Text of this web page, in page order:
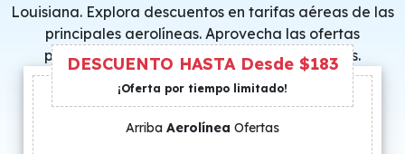
Louisiana. Explora descuentos en tarifas aéreas de las
principales aerolíneas. Aprovecha las ofertas
promocionales y consigue precios especiales.
DESCUENTO HASTA Desde $183
¡Oferta por tiempo limitado!
Arriba Aerolínea Ofertas